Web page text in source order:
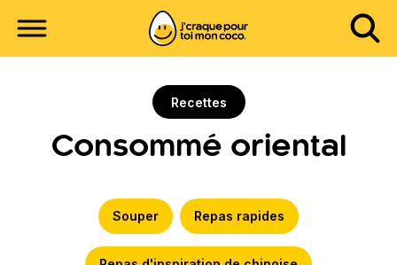
Recettes
Consommé oriental
Souper Repas rapides